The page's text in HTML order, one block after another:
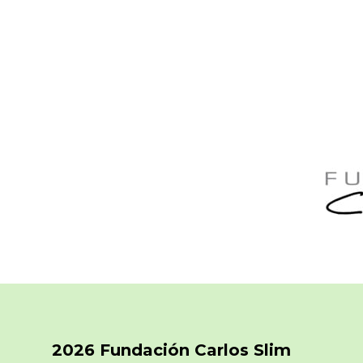
2026 Fundación Carlos Slim